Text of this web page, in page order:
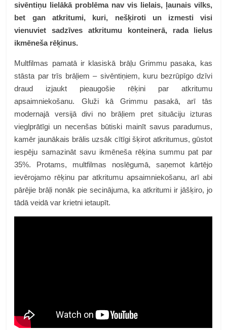
sivēntiņu lielākā problēma nav vis lielais, ļaunais vilks,
bet gan atkritumi, kuri, nešķiroti un izmesti visi
vienuviet sadzīves atkritumu konteinerā, rada lielus
ikmēneša rēķinus.
Multfilmas pamatā ir klasiskā brāļu Grimmu pasaka, kas
stāsta par trīs brāļiem – sivēntiņiem, kuru bezrūpīgo dzīvi
draud izjaukt pieaugošie rēķini par atkritumu
apsaimniekošanu. Gluži kā Grimmu pasakā, arī tās
modernajā versijā divi no brāļiem pret situāciju izturas
vieglprātīgi un necenšas būtiski mainīt savus paradumus,
kamēr jaunākais brālis uzsāk cītīgi šķirot atkritumus, gūstot
iespēju samazināt savu ikmēneša rēķina summu pat par
35%. Protams, multfilmas noslēgumā, saņemot kārtējo
ievērojamo rēķinu par atkritumu apsaimniekošanu, arī abi
pārējie brāļi nonāk pie secinājuma, ka atkritumi ir jāšķiro, jo
tādā veidā var krietni ietaupīt.